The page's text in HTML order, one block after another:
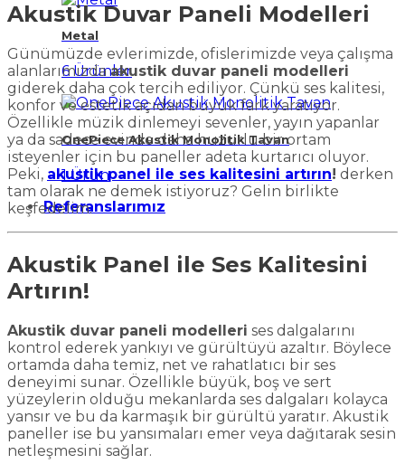
Metal
6 Ürünler
OnePiece Akustik Monolitik Tavan
1 Ürün
Referanslarımız
Akustik Duvar Paneli Modelleri
Günümüzde evlerimizde, ofislerimizde veya çalışma
alanlarımızdaakustik duvar paneli modelleri
giderek daha çok tercih ediliyor. Çünkü ses kalitesi,
konfor ve estetik açıdan büyük fark yaratıyor.
Özellikle müzik dinlemeyi sevenler, yayın yapanlar
ya da sadece evinde daha huzurlu bir ortam
isteyenler için bu paneller adeta kurtarıcı oluyor.
Peki, akustik panel ile ses kalitesini artırın! derken
tam olarak ne demek istiyoruz? Gelin birlikte
keşfedelim.
Akustik Panel ile Ses Kalitesini
Artırın!
Akustik duvar paneli modelleri ses dalgalarını
kontrol ederek yankıyı ve gürültüyü azaltır. Böylece
ortamda daha temiz, net ve rahatlatıcı bir ses
deneyimi sunar. Özellikle büyük, boş ve sert
yüzeylerin olduğu mekanlarda ses dalgaları kolayca
yansır ve bu da karmaşık bir gürültü yaratır. Akustik
paneller ise bu yansımaları emer veya dağıtarak sesin
netleşmesini sağlar.